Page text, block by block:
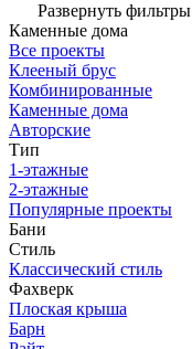
Развернуть фильтры
Каменные дома
Все проекты
Клееный брус
Комбинированные
Каменные дома
Авторские
Тип
1-этажные
2-этажные
Популярные проекты
Бани
Стиль
Классический стиль
Фахверк
Плоская крыша
Барн